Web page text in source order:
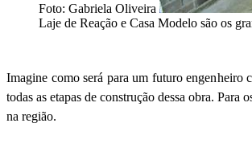
Foto: Gabriela Oliveira
Laje de Reação e Casa Modelo são os
Imagine como será para um futuro engenheiro
todas as etapas de construção dessa obra.
na região.